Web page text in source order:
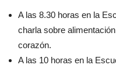
A las 8.30 horas en la
charla sobre
corazón.
A las 10 horas en la